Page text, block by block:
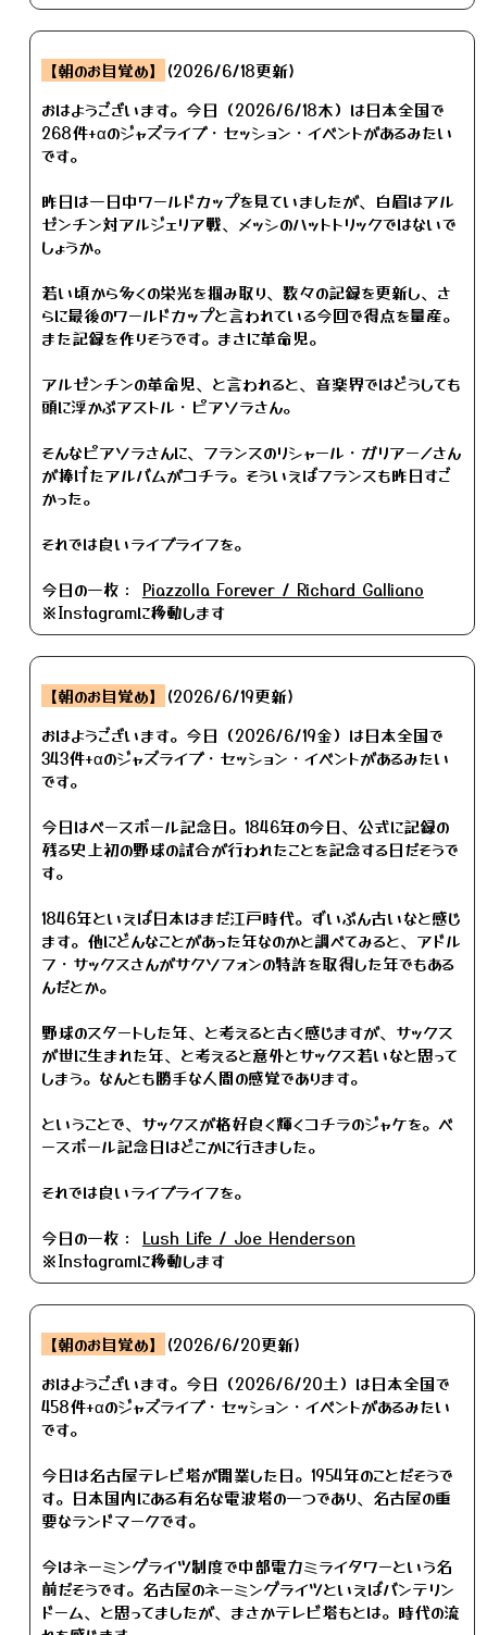
【朝のお目覚め】
(2026/6/18更新)
おはようございます。今日（2026/6/18木）は日本全国で
268件+αのジャズライブ・セッション・イベントがあるみたい
です。
昨日は一日中ワールドカップを見ていましたが、白眉はアル
ゼンチン対アルジェリア戦、メッシのハットトリックではないで
しょうか。
若い頃から多くの栄光を掴み取り、数々の記録を更新し、さ
らに最後のワールドカップと言われている今回で得点を量産。
また記録を作りそうです。まさに革命児。
アルゼンチンの革命児、と言われると、音楽界ではどうしても
頭に浮かぶアストル・ピアソラさん。
そんなピアソラさんに、フランスのリシャール・ガリアーノさん
が捧げたアルバムがコチラ。そういえばフランスも昨日すご
かった。
それでは良いライブライフを。
今日の一枚： Piazzolla Forever / Richard Galliano
※Instagramに移動します
【朝のお目覚め】
(2026/6/19更新)
おはようございます。今日（2026/6/19金）は日本全国で
343件+αのジャズライブ・セッション・イベントがあるみたい
です。
今日はベースボール記念日。1846年の今日、公式に記録の
残る史上初の野球の試合が行われたことを記念する日だそうで
す。
1846年といえば日本はまだ江戸時代。ずいぶん古いなと感じ
ます。他にどんなことがあった年なのかと調べてみると、アドル
フ・サックスさんがサクソフォンの特許を取得した年でもある
んだとか。
野球のスタートした年、と考えると古く感じますが、サックス
が世に生まれた年、と考えると意外とサックス若いなと思って
しまう。なんとも勝手な人間の感覚であります。
ということで、サックスが格好良く輝くコチラのジャケを。ベ
ースボール記念日はどこかに行きました。
それでは良いライブライフを。
今日の一枚： Lush Life / Joe Henderson
※Instagramに移動します
【朝のお目覚め】
(2026/6/20更新)
おはようございます。今日（2026/6/20土）は日本全国で
458件+αのジャズライブ・セッション・イベントがあるみたい
です。
今日は名古屋テレビ塔が開業した日。1954年のことだそうで
す。日本国内にある有名な電波塔の一つであり、名古屋の重
要なランドマークです。
今はネーミングライツ制度で中部電力ミライタワーという名
前だそうです。名古屋のネーミングライツといえばバンテリン
ドーム、と思ってましたが、まさかテレビ塔もとは。時代の流